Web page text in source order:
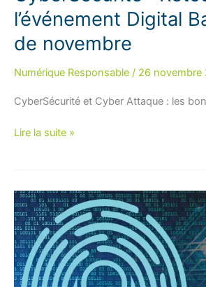
l’événement Digital
de novembre
Numérique Responsable / 26 novembre
CyberSécurité et Cyber Attaque : les
CyberSécurité
l’événement
Digital
Bay
du
mois
de
Lire la suite »